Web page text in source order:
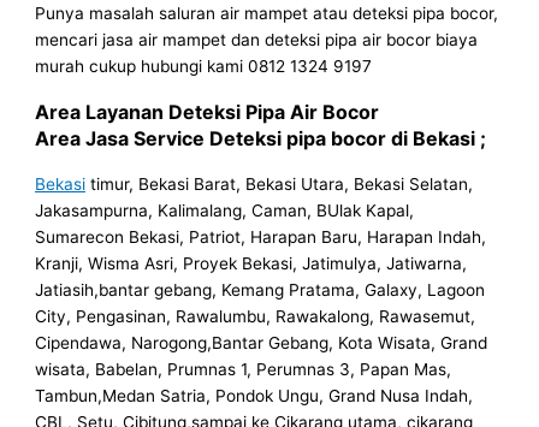
Punya masalah saluran air mampet atau deteksi pipa bocor,
mencari jasa air mampet dan deteksi pipa air bocor biaya
murah cukup hubungi kami 0812 1324 9197
Area Layanan Deteksi Pipa Air Bocor
Area Jasa Service Deteksi pipa bocor di Bekasi ;
Bekasi timur, Bekasi Barat, Bekasi Utara, Bekasi Selatan,
Jakasampurna, Kalimalang, Caman, BUlak Kapal,
Sumarecon Bekasi, Patriot, Harapan Baru, Harapan Indah,
Kranji, Wisma Asri, Proyek Bekasi, Jatimulya, Jatiwarna,
Jatiasih,bantar gebang, Kemang Pratama, Galaxy, Lagoon
City, Pengasinan, Rawalumbu, Rawakalong, Rawasemut,
Cipendawa, Narogong,Bantar Gebang, Kota Wisata, Grand
wisata, Babelan, Prumnas 1, Perumnas 3, Papan Mas,
Tambun,Medan Satria, Pondok Ungu, Grand Nusa Indah,
CBL, Setu, Cibitung,sampai ke Cikarang utama, cikarang